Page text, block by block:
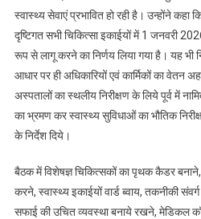
स्वास्थ्य सेवाएं प्रभावित हो रही है। उन्होंने
दृष्टिगत सभी चिकित्सा इकाईयों में 1 जनवरी
रूप से लागू करने का निर्णय लिया गया है। यह भी
आधार पर ही अधिकारियों एवं कार्मिकों का वेतन
अस्पतालों का स्थलीय निरीक्षण के लिये पूर्व में
का भ्रमण कर स्वास्थ्य सुविधाओं का भौतिक
के निर्देश दिये।
बैठक में विशेषज्ञ चिकित्सकों का पृथक कैडर
करने, स्वास्थ्य इकाईयों वार्ड ब्वाय, तकनीकी
सफाई की उचित व्यवस्था बनाये रखने, मेडिकल